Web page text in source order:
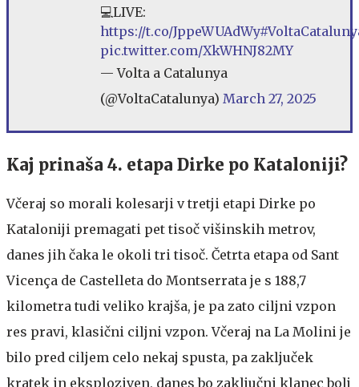
💻LIVE:
https://t.co/JppeWUAdWy
pic.twitter.com/XkWHNJ82MY
— Volta a Catalunya
(@VoltaCatalunya) March 27, 2025
Kaj prinaša 4. etapa Dirke po Kataloniji?
Včeraj so morali kolesarji v tretji etapi Dirke po
Kataloniji premagati pet tisoč višinskih metrov,
danes jih čaka le okoli tri tisoč. Četrta etapa od Sant
Vicença de Castelleta do Montserrata je s 188,7
kilometra tudi veliko krajša, je pa zato ciljni vzpon
res pravi, klasični ciljni vzpon. Včeraj na La Molini je
bilo pred ciljem celo nekaj spusta, pa zaključek
kratek in eksploziven, danes bo zaključni klanec bolj